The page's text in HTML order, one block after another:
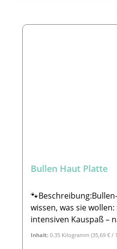
Bullen Haut Platte
wissen, was sie
intensiven Kauspaß – natürlich
Extrem zäh & hart – fordert selbst starke Kiefer Lange Beschäftigung
Inhalt: 0.35 Kilogramm (35,69 € /